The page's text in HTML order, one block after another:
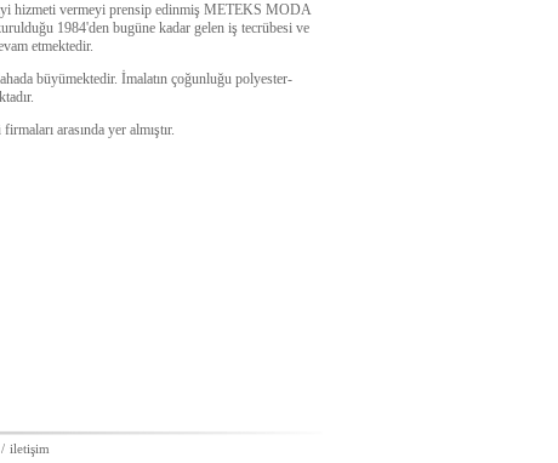
hizmeti vermeyi prensip edinmiş METEKS MODA
1984'den bugüne kadar gelen iş tecrübesi ve
etmektedir.
büyümektedir. İmalatın çoğunluğu polyester-
arasında yer almıştır.
/ iletişim